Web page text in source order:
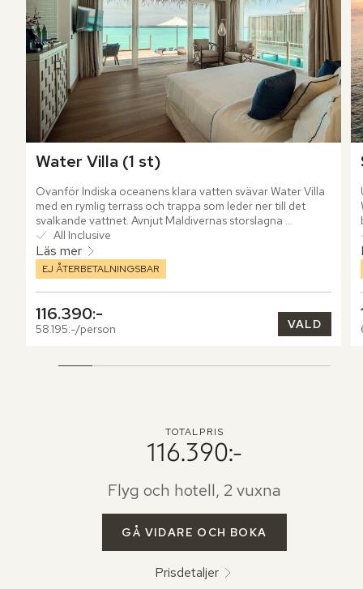
Water Villa (1 st)
Ovanför Indiska oceanens klara vatten svävar Water Villa
med en rymlig terrass och trappa som leder ner till det
svalkande vattnet. Avnjut Maldivernas storslagna
solnedgångar och känn hur ditt välmående infinner sig i
takt med havets stillsamma vågor.
All Inclusive
Läs mer
EJ ÅTERBETALNINGSBAR
116.390:-
58.195:-/person VALD
TOTALPRIS
116.390:-
Flyg och hotell, 2 vuxna
GÅ VIDARE OCH BOKA
Prisdetaljer